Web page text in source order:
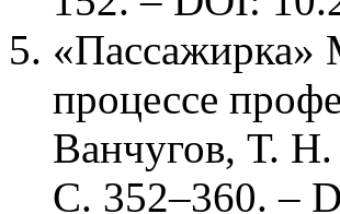
«Пассажирка»
процессе
Ванчугов, Т.
С. 352–360. –